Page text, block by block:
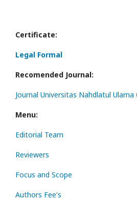
Certificate:
Legal Formal
Recomended Journal:
Journal Universitas Nahdlatul Ulama
Menu:
Editorial Team
Reviewers
Focus and Scope
Authors Fee's